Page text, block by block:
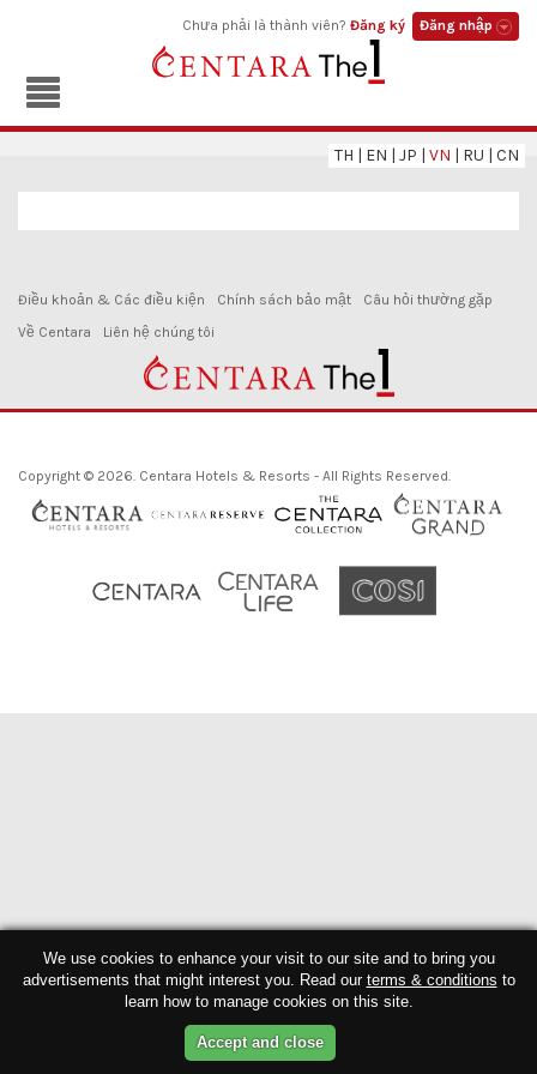
Đăng nhập
Đăng ký
Chưa phải là thành viên?
Điều khoản & Các điều kiện Chính sách bảo mật
Câu hỏi thường gặp
Về Centara
Liên hệ chúng tôi
Copyright © 2026. Centara Hotels & Resorts - All Rights Reserved.
TH | EN | JP | VN | RU | CN
We use cookies to enhance your visit to our site and to bring you
advertisements that might interest you. Read our terms & conditions to
learn how to manage cookies on this site.
Accept and close